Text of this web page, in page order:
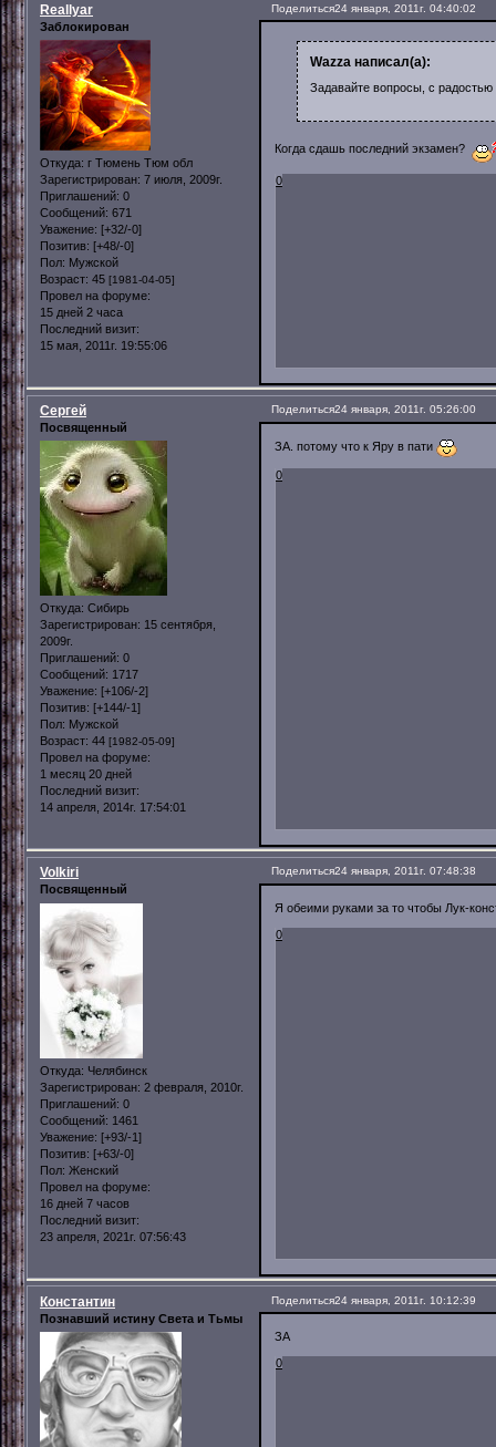
Поделиться24 января, 2011г. 04:40:02
Reallyar
Заблокирован
Откуда: г Тюмень Тюм обл
Зарегистрирован: 7 июля, 2009г.
Приглашений: 0
Сообщений: 671
Уважение: [+32/-0]
Позитив: [+48/-0]
Пол: Мужской
Возраст: 45 [1981-04-05]
Провел на форуме:
15 дней 2 часа
Последний визит:
15 мая, 2011г. 19:55:06
Wazza написал(а):
Задавайте вопросы, с радостью
Когда сдашь последний экзамен?
0
Поделиться24 января, 2011г. 05:26:00
Сергей
Посвященный
Откуда: Сибирь
Зарегистрирован: 15 сентября,
2009г.
Приглашений: 0
Сообщений: 1717
Уважение: [+106/-2]
Позитив: [+144/-1]
Пол: Мужской
Возраст: 44 [1982-05-09]
Провел на форуме:
1 месяц 20 дней
Последний визит:
14 апреля, 2014г. 17:54:01
ЗА. потому что к Яру в пати
0
Поделиться24 января, 2011г. 07:48:38
Volkiri
Посвященный
Откуда: Челябинск
Зарегистрирован: 2 февраля, 2010г.
Приглашений: 0
Сообщений: 1461
Уважение: [+93/-1]
Позитив: [+63/-0]
Пол: Женский
Провел на форуме:
16 дней 7 часов
Последний визит:
23 апреля, 2021г. 07:56:43
Я обеими руками за то чтобы Лук-
0
Поделиться24 января, 2011г. 10:12:39
Константин
Познавший истину Света и Тьмы
ЗА
0